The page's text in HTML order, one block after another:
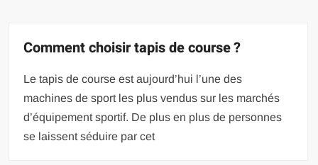
Comment choisir tapis de course ?
Le tapis de course est aujourd’hui l’une des
machines de sport les plus vendus sur les marchés
d’équipement sportif. De plus en plus de personnes
se laissent séduire par cet